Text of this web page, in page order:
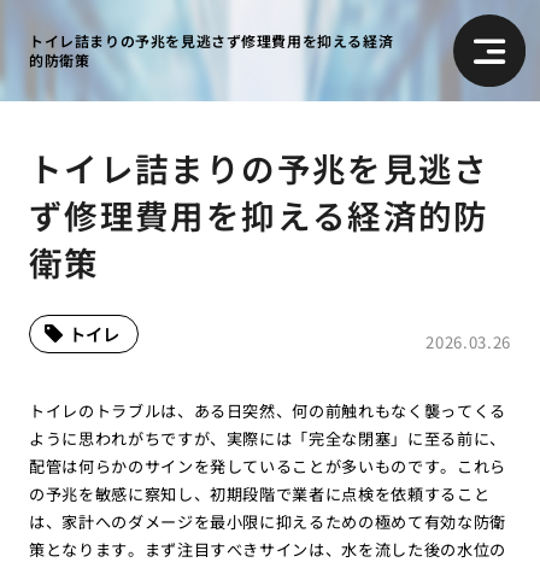
トイレ詰まりの予兆を見逃さず修理費用を抑える経済
的防衛策
トイレ詰まりの予兆を見逃さ
ず修理費用を抑える経済的防
衛策
2026.03.26
トイレ
トイレのトラブルは、ある日突然、何の前触れもなく襲ってくる
ように思われがちですが、実際には「完全な閉塞」に至る前に、
配管は何らかのサインを発していることが多いものです。これら
の予兆を敏感に察知し、初期段階で業者に点検を依頼すること
は、家計へのダメージを最小限に抑えるための極めて有効な防衛
策となります。まず注目すべきサインは、水を流した後の水位の